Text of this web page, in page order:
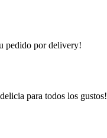
pedido por delivery!
para todos los gustos!